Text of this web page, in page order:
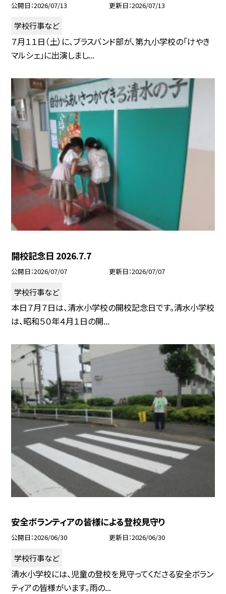
公開日 2026/07/13 更新日 2026/07/13
学校行事など
７月１１日（土）に、ブラスバンド部が、第九小学校の「けやき
マルシェ」に出演しまし...
開校記念日 2026.7.7
公開日 2026/07/07 更新日 2026/07/07
学校行事など
本日７月７日は、清水小学校の開校記念日です。清水小学校
は、昭和５０年４月１日の開...
安全ボランティアの皆様による登校見守り
公開日 2026/06/30 更新日 2026/06/30
学校行事など
清水小学校には、児童の登校を見守ってくださる安全ボラン
ティアの皆様がいます。雨の...